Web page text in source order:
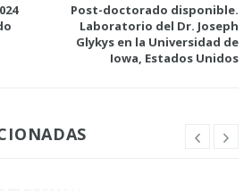
Post-doctorado disponible.
Laboratorio del Dr. Joseph
Glykys en la Universidad de
Iowa, Estados Unidos